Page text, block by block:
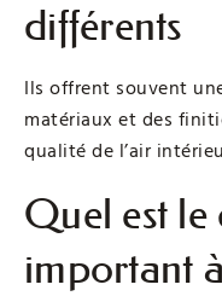
différents
Ils offrent souvent
matériaux et des
qualité de l’air
Quel est le
important